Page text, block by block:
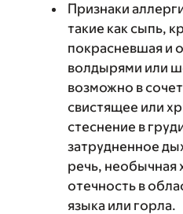
Признаки
такие как сыпь,
покрасневшая и
волдырями или
возможно в
свистящее или
стеснение в
затрудненное
речь, необычная
отечность в
языка или горла.